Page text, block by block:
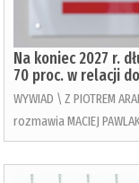
Na koniec 2027 r.
70 proc. w relacji
WYWIAD \ Z PIOTREM
rozmawia MACIEJ